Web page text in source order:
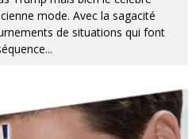
mode. Avec la sagacité
de situations qui font
...